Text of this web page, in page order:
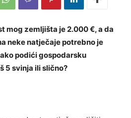
mog zemljišta je 2.000€, a da
neke natječaje potrebno je
podići gospodarsku
5 svinja ili slično?